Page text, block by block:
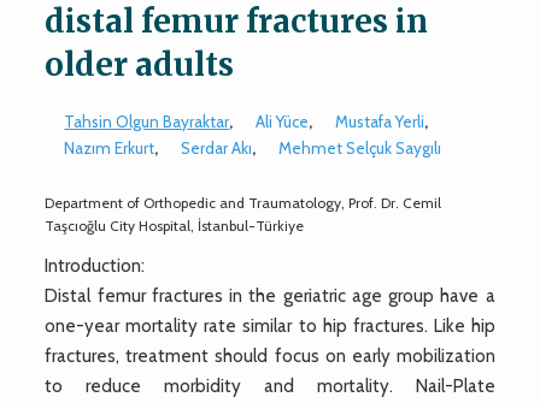
distal femur fractures in
older adults
Tahsin Olgun Bayraktar, Ali Yüce, Mustafa Yerli,
Nazım Erkurt, Serdar Akı, Mehmet Selçuk Saygılı
Department of Orthopedic and Traumatology, Prof. Dr. Cemil
Taşcıoğlu City Hospital, İstanbul-Türkiye
Introduction:
Distal femur fractures in the geriatric age group have a
one-year mortality rate similar to hip fractures. Like hip
fractures, treatment should focus on early mobilization
to reduce morbidity and mortality. Nail-Plate